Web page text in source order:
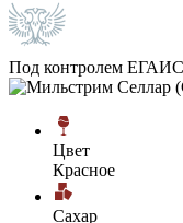
Под контролем ЕГАИС
Цвет
Красное
Сахар